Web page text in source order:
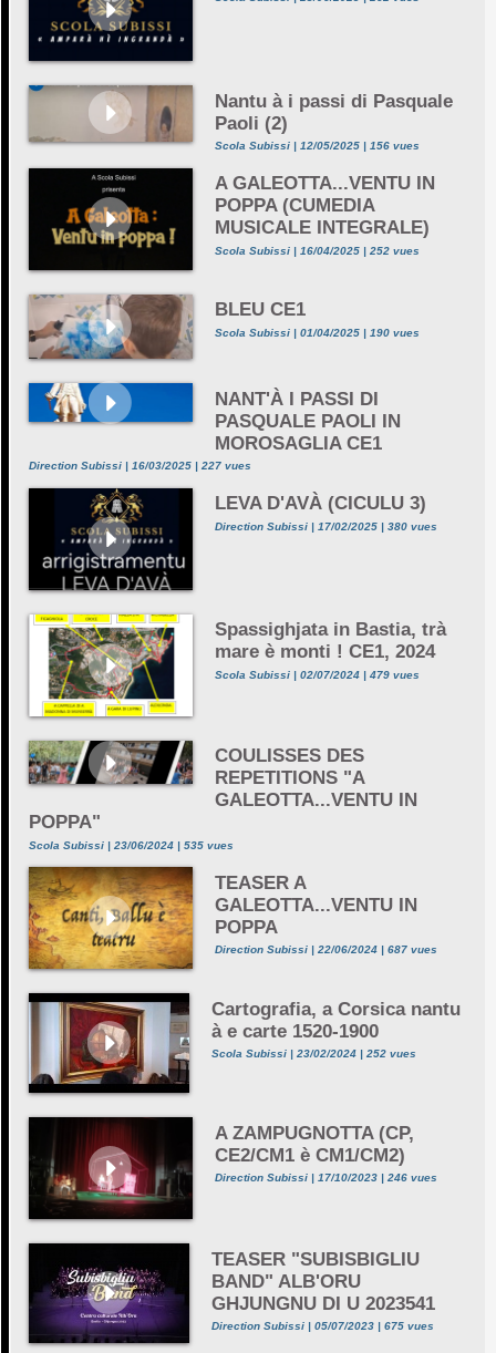
Nantu à i passi di Pasquale
Paoli (2)
Scola Subissi | 12/05/2025 | 156 vues
A GALEOTTA...VENTU IN
POPPA (CUMEDIA
MUSICALE INTEGRALE)
Scola Subissi | 16/04/2025 | 252 vues
BLEU CE1
Scola Subissi | 01/04/2025 | 190 vues
NANT'À I PASSI DI
PASQUALE PAOLI IN
MOROSAGLIA CE1
Direction Subissi | 16/03/2025 | 227 vues
LEVA D'AVÀ (CICULU 3)
Direction Subissi | 17/02/2025 | 380 vues
Spassighjata in Bastia, trà
mare è monti ! CE1, 2024
Scola Subissi | 02/07/2024 | 479 vues
COULISSES DES
REPETITIONS "A
GALEOTTA...VENTU IN
POPPA"
Scola Subissi | 23/06/2024 | 535 vues
TEASER A
GALEOTTA...VENTU IN
POPPA
Direction Subissi | 22/06/2024 | 687 vues
Cartografia, a Corsica nantu
à e carte 1520-1900
Scola Subissi | 23/02/2024 | 252 vues
A ZAMPUGNOTTA (CP,
CE2/CM1 è CM1/CM2)
Direction Subissi | 17/10/2023 | 246 vues
TEASER "SUBISBIGLIU
BAND" ALB'ORU
GHJUNGNU DI U 2023541
Direction Subissi | 05/07/2023 | 675 vues